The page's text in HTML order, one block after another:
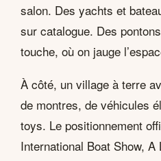
salon. Des yachts et
sur catalogue. Des
touche, où on jauge
À côté, un village à terre
de montres, de véhicules
toys. Le positionnement
International Boat Show,